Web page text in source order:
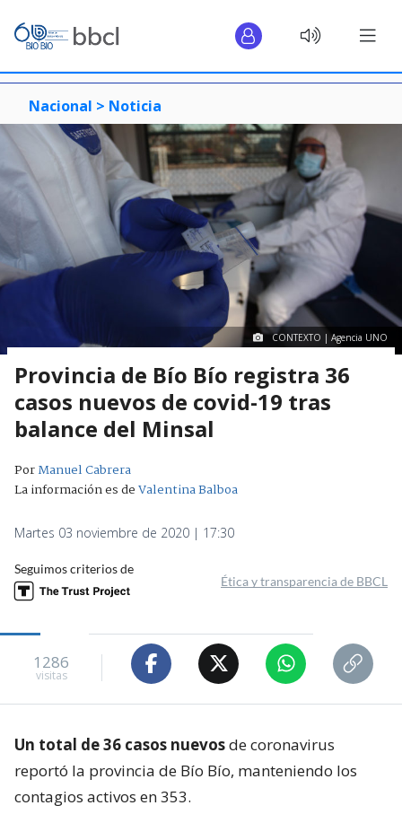
Nacional > Noticia
CONTEXTO | Agencia UNO
Provincia de Bío Bío registra 36
casos nuevos de covid-19 tras
balance del Minsal
PorManuel Cabrera
La información es deValentina Balboa
Martes 03 noviembre de 2020 | 17:30
Seguimos criterios de
Ética y transparencia de BBCL
1286
visitas
Un total de 36 casos nuevosde coronavirus
reportó la provincia de Bío Bío, manteniendo los
contagios activos en 353.